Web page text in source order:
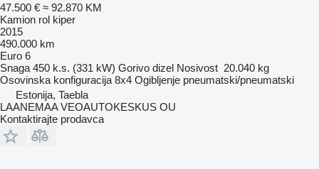
47.500 € ≈ 92.870 KM
Kamion rol kiper
2015
490.000 km
Euro 6
Snaga 450 k.s. (331 kW) Gorivo dizel Nosivost 20.040 kg
Osovinska konfiguracija 8x4 Ogibljenje pneumatski/pneumatski
Estonija, Taebla
LAANEMAA VEOAUTOKESKUS OU
Kontaktirajte prodavca